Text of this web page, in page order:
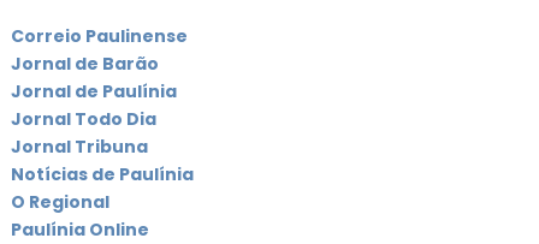
Correio Paulinense
Jornal de Barão
Jornal de Paulínia
Jornal Todo Dia
Jornal Tribuna
Notícias de Paulínia
O Regional
Paulínia Online